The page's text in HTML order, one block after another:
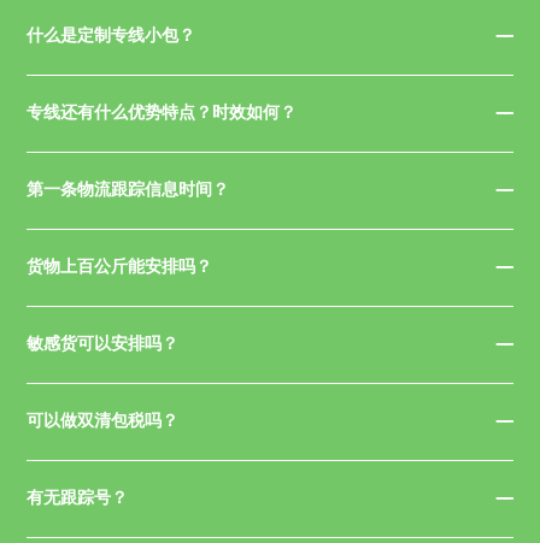
什么是定制专线小包？
专线还有什么优势特点？时效如何？
第一条物流跟踪信息时间？
货物上百公斤能安排吗？
敏感货可以安排吗？
可以做双清包税吗？
有无跟踪号？